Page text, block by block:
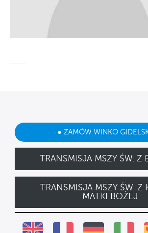
● ZAMÓW WINKO
TRANSMISJA MSZY ŚW. Z
TRANSMISJA MSZY ŚW. Z
MATKI BOŻEJ